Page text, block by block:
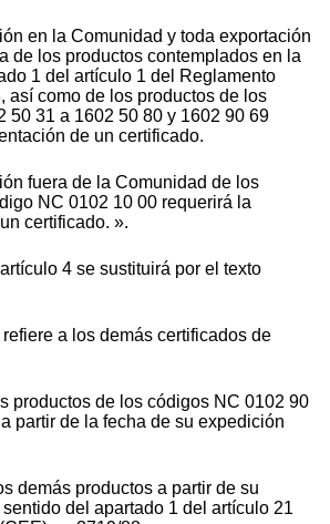
en la Comunidad y toda exportación
de los productos contemplados en la
1 del artículo 1 del Reglamento
así como de los productos de los
50 31 a 1602 50 80 y 1602 90 69
de un certificado.
fuera de la Comunidad de los
NC 0102 10 00 requerirá la
certificado. ».
4 se sustituirá por el texto
a los demás certificados de
productos de los códigos NC 0102 90
partir de la fecha de su expedición
demás productos a partir de su
del apartado 1 del artículo 21